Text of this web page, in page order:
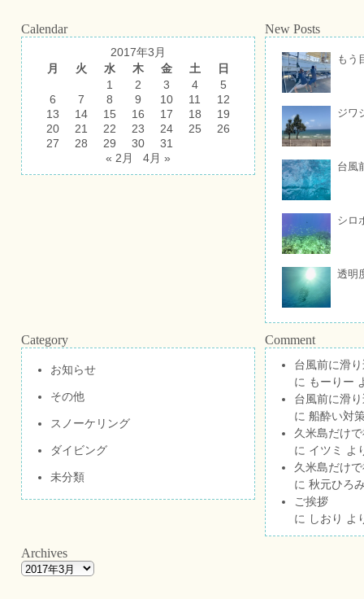
Calendar
2017年3月
月
火 水 木 金 土
日
1
2 3 4
5
6
7 8 9 10 11
12
13
14 15 16 17 18
19
20
21 22 23 24 25
26
27
28 29 30
31
« 2月
4月 »
New Posts
もう
ジワ
台風
シロ
透明
Category
お知らせ
その他
スノーケリング
ダイビング
未分類
Comment
台風前に滑
に もーりー
台風前に滑
に 船酔い対
久米島だけ
に イツミ よ
久米島だけ
に 秋元ひろ
ご挨拶
に しおり よ
Archives